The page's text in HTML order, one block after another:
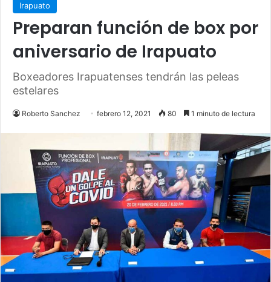
Irapuato
Preparan función de box por
aniversario de Irapuato
Boxeadores Irapuatenses tendrán las peleas
estelares
Roberto Sanchez febrero 12, 2021 80 1 minuto de lectura